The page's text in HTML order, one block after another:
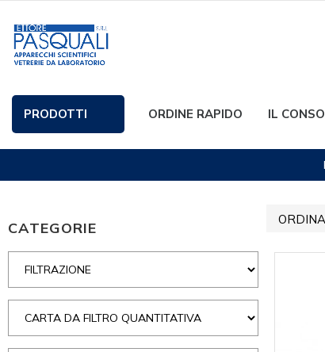
PRODOTTI ORDINE RAPIDO IL
CATEGORIE